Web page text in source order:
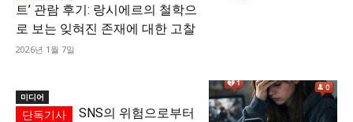
트’ 관람 후기: 랑시에르의 철학으
로 보는 잊혀진 존재에 대한 고찰
2026년 1월 7일
미디어
SNS의 위험으로부터